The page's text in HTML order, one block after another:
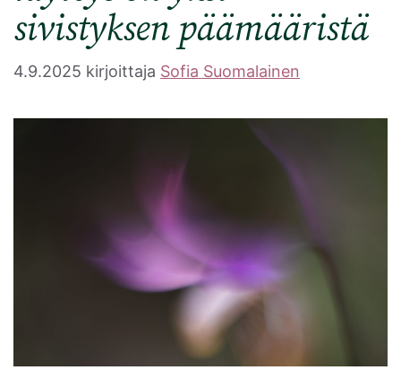
sivistyksen päämääristä
4.9.2025 kirjoittaja Sofia Suomalainen